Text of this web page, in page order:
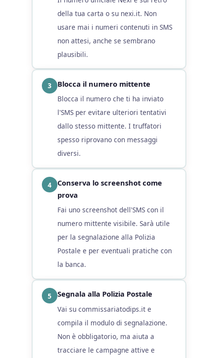
della tua carta o su nexi.it. Non
usare mai i numeri contenuti in SMS
non attesi, anche se sembrano
plausibili.
3 Blocca il numero mittente
Blocca il numero che ti ha inviato
l'SMS per evitare ulteriori tentativi
dallo stesso mittente. I truffatori
spesso riprovano con messaggi
diversi.
4
Conserva lo screenshot come
prova
Fai uno screenshot dell'SMS con il
numero mittente visibile. Sarà utile
per la segnalazione alla Polizia
Postale e per eventuali pratiche con
la banca.
5 Segnala alla Polizia Postale
Vai su commissariatodips.it e
compila il modulo di segnalazione.
Non è obbligatorio, ma aiuta a
tracciare le campagne attive e